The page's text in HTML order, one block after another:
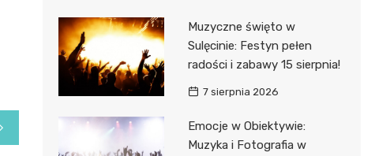
Muzyczne święto w
Sulęcinie: Festyn pełen
radości i zabawy 15 sierpnia!
7 sierpnia 2026
Emocje w Obiektywie:
Muzyka i Fotografia w